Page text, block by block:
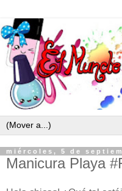
miércoles, 5 de
Manicura Playa